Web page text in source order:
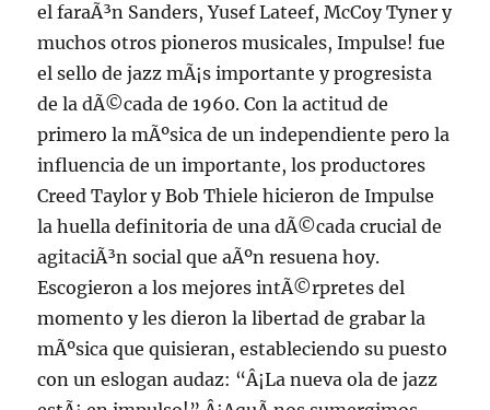
el faraÃ³n Sanders, Yusef Lateef, McCoy Tyner y
muchos otros pioneros musicales, Impulse! fue
el sello de jazz mÃ¡s importante y progresista
de la dÃ©cada de 1960. Con la actitud de
primero la mÃºsica de un independiente pero la
influencia de un importante, los productores
Creed Taylor y Bob Thiele hicieron de Impulse
la huella definitoria de una dÃ©cada crucial de
agitaciÃ³n social que aÃºn resuena hoy.
Escogieron a los mejores intÃ©rpretes del
momento y les dieron la libertad de grabar la
mÃºsica que quisieran, estableciendo su puesto
con un eslogan audaz: “Â¡La nueva ola de jazz